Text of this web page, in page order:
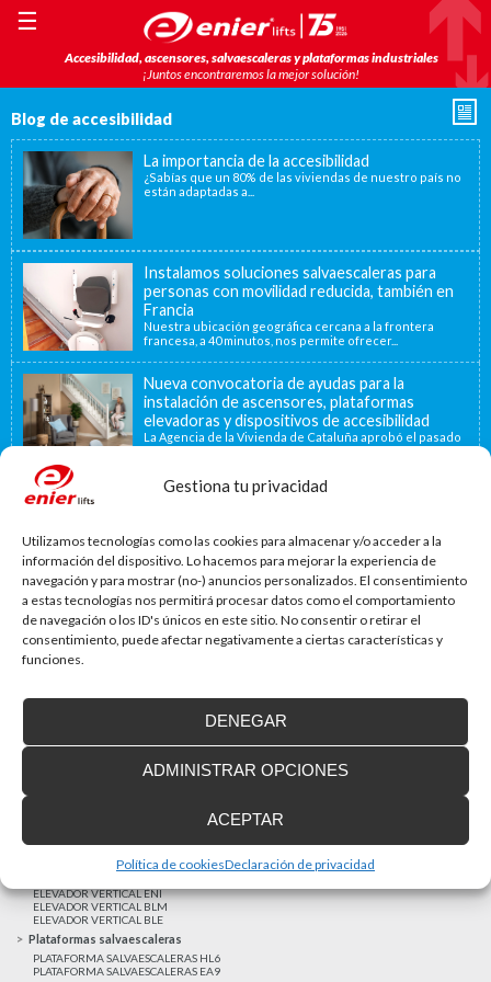
Gestiona tu privacidad
Utilizamos tecnologías como las cookies para almacenar y/o acceder a la
información del dispositivo. Lo hacemos para mejorar la experiencia de
navegación y para mostrar (no-) anuncios personalizados. El consentimiento
a estas tecnologías nos permitirá procesar datos como el comportamiento
de navegación o los ID's únicos en este sitio. No consentir o retirar el
consentimiento, puede afectar negativamente a ciertas características y
funciones.
ACEPTAR
DENEGAR
ADMINISTRAR OPCIONES
Política de cookiesDeclaración de privacidad
Accesibilidad, ascensores, salvaescaleras y plataformas industriales
¡Juntos encontraremos la mejor solución!
☰
Blog de accesibilidad
La importancia de la accesibilidad
¿Sabías que un 80% de las viviendas de nuestro país no
están adaptadas a...
Instalamos soluciones salvaescaleras para
personas con movilidad reducida, también en
Francia
Nuestra ubicación geográfica cercana a la frontera
francesa, a 40 minutos, nos permite ofrecer...
Nueva convocatoria de ayudas para la
instalación de ascensores, plataformas
elevadoras y dispositivos de accesibilidad
La Agencia de la Vivienda de Cataluña aprobó el pasado
15 de noviembre de...
La accesibilidad universal es una prioridad
MAS NOTICIAS
Elevadores verticales
ELEVADOR VERTICAL ENI
ELEVADOR VERTICAL BLM
ELEVADOR VERTICAL BLE
Plataformas salvaescaleras
PLATAFORMA SALVAESCALERAS HL6
PLATAFORMA SALVAESCALERAS EA9